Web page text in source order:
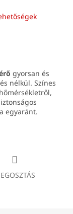
gyorsan és
nélkül. Színes
egyaránt.